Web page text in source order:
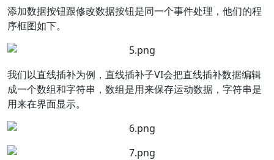
添加数据按钮跟修改数据按钮是同一个事件处理，他们的程
序框图如下。
我们以直线插补为例，直线插补子VI会把直线插补数据编辑
成一个数组和字符串，数组是用来保存运动数据，字符串是
用来在界面显示。